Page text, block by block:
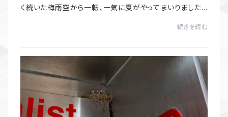
く続いた梅雨空から一転、一気に夏がやってまいりました
続きを読む